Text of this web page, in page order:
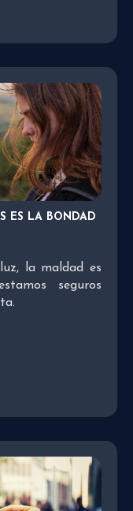
ES LA BONDAD
la maldad es
seguros